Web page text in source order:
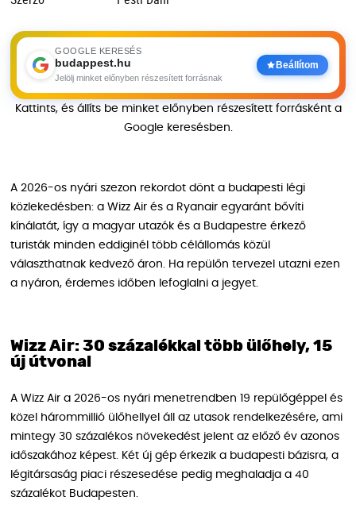
GOOGLE KERESÉS
budappest.hu
Jelölj minket előnyben részesített forrásnak
Beállítom
Kattints, és állíts be minket előnyben részesített forrásként a
Google keresésben.
A 2026-os nyári szezon rekordot dönt a budapesti légi
közlekedésben: a Wizz Air és a Ryanair egyaránt bővíti
kínálatát, így a magyar utazók és a Budapestre érkező
turisták minden eddiginél több célállomás közül
választhatnak kedvező áron. Ha repülőn tervezel utazni ezen
a nyáron, érdemes időben lefoglalni a jegyet.
Wizz Air: 30 százalékkal több ülőhely, 15
új útvonal
A Wizz Air a 2026-os nyári menetrendben 19 repülőgéppel és
közel hárommillió ülőhellyel áll az utasok rendelkezésére, ami
mintegy 30 százalékos növekedést jelent az előző év azonos
időszakához képest. Két új gép érkezik a budapesti bázisra, a
légitársaság piaci részesedése pedig meghaladja a 40
százalékot Budapesten.